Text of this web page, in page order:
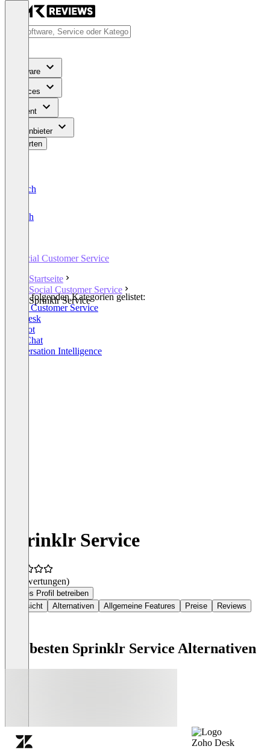
Software
Services
Content
Für Anbieter
Bewerten
Deutsch
English
Social Customer Service
Startseite
Social Customer Service
Sprinklr Service
In den folgenden Kategorien gelistet:
Social Customer Service
Helpdesk
Chatbot
Live Chat
Conversation Intelligence
Sprinklr Service
(0 Bewertungen)
Dieses Profil betreiben
Übersicht
Alternativen Allgemeine Features Preise Reviews
Die besten Sprinklr Service Alternativen
Zoho Desk